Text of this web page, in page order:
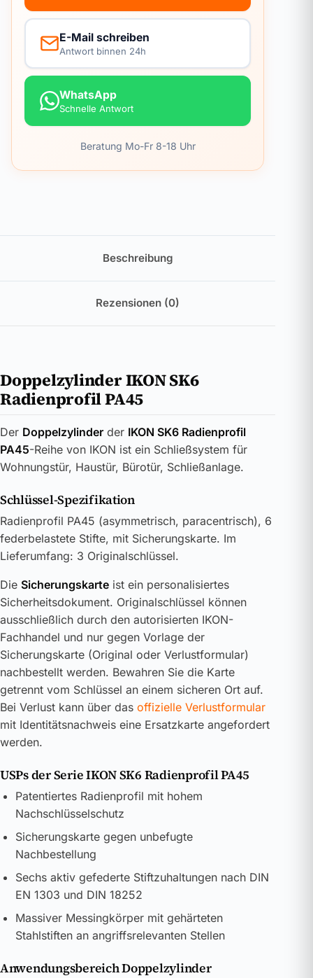
E-Mail schreiben
Antwort binnen 24h
WhatsApp
Schnelle Antwort
Beratung Mo-Fr 8-18 Uhr
Beschreibung
Rezensionen (0)
Doppelzylinder IKON SK6
Radienprofil PA45
Der Doppelzylinder der IKON SK6 Radienprofil
PA45-Reihe von IKON ist ein Schließsystem für
Wohnungstür, Haustür, Bürotür, Schließanlage.
Schlüssel-Spezifikation
Radienprofil PA45 (asymmetrisch, paracentrisch), 6
federbelastete Stifte, mit Sicherungskarte. Im
Lieferumfang: 3 Originalschlüssel.
Die Sicherungskarte ist ein personalisiertes
Sicherheitsdokument. Originalschlüssel können
ausschließlich durch den autorisierten IKON-
Fachhandel und nur gegen Vorlage der
Sicherungskarte (Original oder Verlustformular)
nachbestellt werden. Bewahren Sie die Karte
getrennt vom Schlüssel an einem sicheren Ort auf.
Bei Verlust kann über das offizielle Verlustformular
mit Identitätsnachweis eine Ersatzkarte angefordert
werden.
USPs der Serie IKON SK6 Radienprofil PA45
Patentiertes Radienprofil mit hohem
Nachschlüsselschutz
Sicherungskarte gegen unbefugte
Nachbestellung
Sechs aktiv gefederte Stiftzuhaltungen nach DIN
EN 1303 und DIN 18252
Massiver Messingkörper mit gehärteten
Stahlstiften an angriffsrelevanten Stellen
Anwendungsbereich Doppelzylinder